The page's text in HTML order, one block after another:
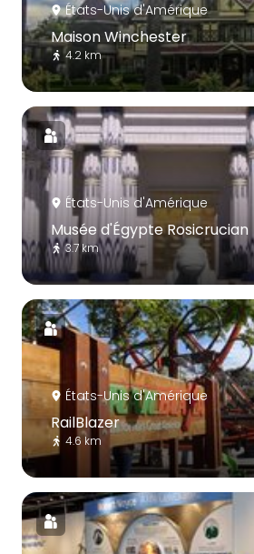
États-Unis d'Amérique
Maison Winchester
4.2 km
États-Unis d'Amérique
Musée d'Égypte Rosicrucian
3.7 km
États-Unis d'Amérique
RailBlazer
4.6 km